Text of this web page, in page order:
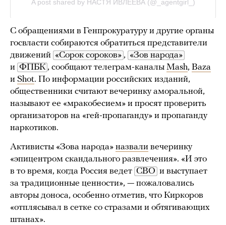
С обращениями в Генпрокуратуру и другие органы
госвласти собираются обратиться представители
движений «Сорок сороков» , «Зов народа»
и ФПБК , сообщают телеграм-каналы Mash, Baza
и Shot. По информации российских изданий,
общественники считают вечеринку аморальной,
называют ее «мракобесием» и просят проверить
организаторов на «гей-пропаганду» и пропаганду
наркотиков.
Активисты «Зова народа» назвали вечеринку
«эпицентром скандального развлечения». «И это
в то время, когда Россия ведет СВО и выступает
за традиционные ценности», — пожаловались
авторы доноса, особенно отметив, что Киркоров
«отплясывал в сетке со стразами и обтягивающих
штанах».